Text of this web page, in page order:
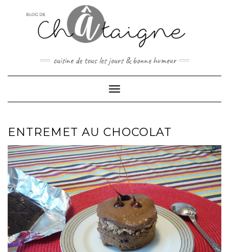
cuisine de tous les jours & bonne humeur
Toggle Navigation
ENTREMET AU CHOCOLAT